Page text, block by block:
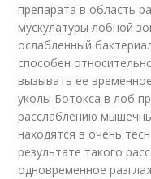
препарата в область
мускулатуры лобной
ослабленный
способен
вызывать ее
уколы Ботокса в лоб
расслаблению
находятся в очень
результате такого
одновременное